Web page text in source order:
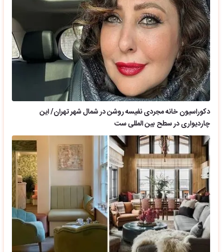
دکوراسیون خانه مجردی نفیسه روشن در شمال شهر تهران/ این
چاردیواری در سطح بین المللی ست